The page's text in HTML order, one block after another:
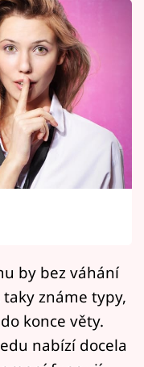
by bez váhání
známe typy,
konce věty.
nabízí docela